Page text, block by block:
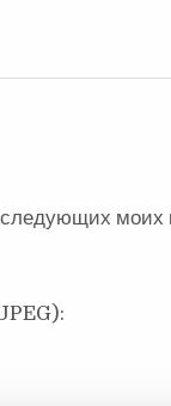
моих